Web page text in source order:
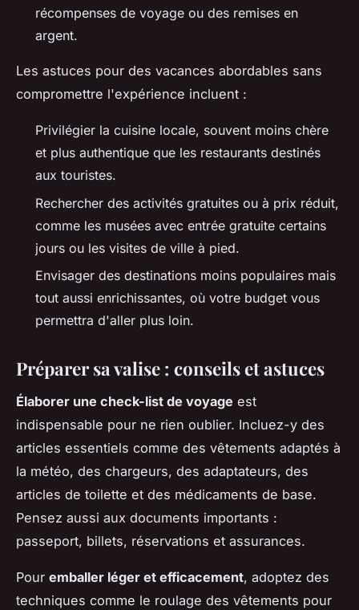
récompenses de voyage ou des remises en
argent.
Les astuces pour des vacances abordables sans
compromettre l'expérience incluent :
Privilégier la cuisine locale, souvent moins chère
et plus authentique que les restaurants destinés
aux touristes.
Rechercher des activités gratuites ou à prix réduit,
comme les musées avec entrée gratuite certains
jours ou les visites de ville à pied.
Envisager des destinations moins populaires mais
tout aussi enrichissantes, où votre budget vous
permettra d'aller plus loin.
Préparer sa valise : conseils et astuces
Élaborer une check-list de voyage est
indispensable pour ne rien oublier. Incluez-y des
articles essentiels comme des vêtements adaptés à
la météo, des chargeurs, des adaptateurs, des
articles de toilette et des médicaments de base.
Pensez aussi aux documents importants :
passeport, billets, réservations et assurances.
Pour emballer léger et efficacement, adoptez des
techniques comme le roulage des vêtements pour